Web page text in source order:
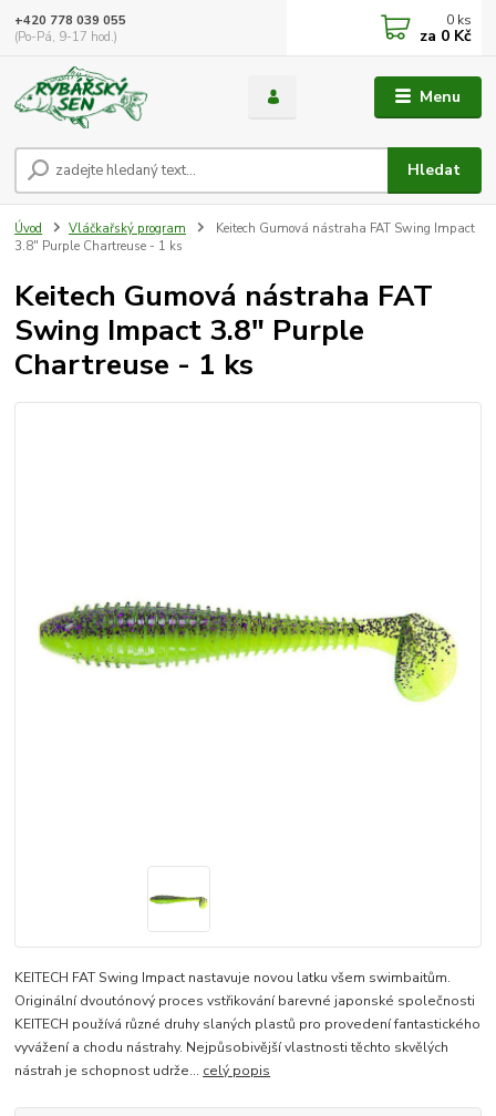
Menu
Hledat
+420 778 039 055
(Po-Pá, 9-17 hod.)
0 ks
za 0 Kč
Úvod Vláčkařský program
Keitech Gumová nástraha FAT Swing Impact
3.8" Purple Chartreuse - 1 ks
Keitech Gumová nástraha FAT
Swing Impact 3.8" Purple
Chartreuse - 1 ks
KEITECH FAT Swing Impact nastavuje novou latku všem swimbaitům.
Originální dvoutónový proces vstřikování barevné japonské společnosti
KEITECH používá různé druhy slaných plastů pro provedení fantastického
vyvážení a chodu nástrahy. Nejpůsobivější vlastnosti těchto skvělých
nástrah je schopnost udrže... celý popis